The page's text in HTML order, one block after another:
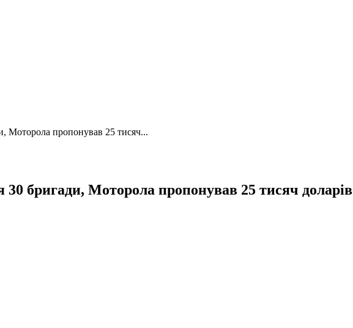
Моторола пропонував 25 тисяч...
бригади, Моторола пропонував 25 тисяч доларів